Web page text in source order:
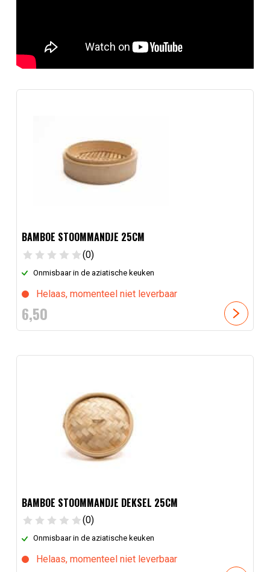
BAMBOE STOOMMANDJE 25CM
(0)
Onmisbaar in de aziatische keuken
Helaas, momenteel niet leverbaar
6,50
BAMBOE STOOMMANDJE DEKSEL 25CM
(0)
Onmisbaar in de aziatische keuken
Helaas, momenteel niet leverbaar